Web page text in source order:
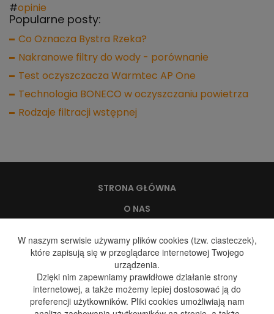
#opinie
Popularne posty:
Co Oznacza Bystra Rzeka?
Nakranowe filtry do wody - porównanie
Test oczyszczacza Warmtec AP One
Technologia BONECO w oczyszczaniu powietrza
Rodzaje filtracji wstępnej
STRONA GŁÓWNA
O NAS
DYSTRYBUCJA WODY
DYSTRYBUCJA GAZU
GALERIA
W naszym serwisie używamy plików cookies (tzw. ciasteczek),
które zapisują się w przeglądarce internetowej Twojego
urządzenia.
Dzięki nim zapewniamy prawidłowe działanie strony
internetowej, a także możemy lepiej dostosować ją do
preferencji użytkowników. Pliki cookies umożliwiają nam